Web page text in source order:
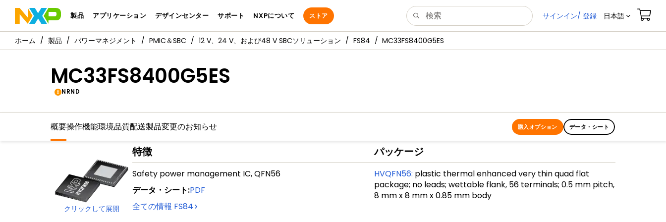
製品 アプリケーション デザインセンター サポート NXPについて ストア サインイン/ 登録 日本語
製品 パワーマネジメント PMIC＆SBC 12 V、24 V、および48 V SBCソリューション FS84 MC33FS8400G5ES
MC33FS8400G5ES
NRND
概要操作機能環境品質配送製品変更のお知らせ 購入オプション データ・シート
クリックして展開
特徴
Safety power management IC, QFN56
データ・シート:PDF
全ての情報 FS84
パッケージ
HVQFN56: plastic thermal enhanced very thin quad flat
package; no leads; wettable flank, 56 terminals; 0.5 mm pitch,
8 mm x 8 mm x 0.85 mm body